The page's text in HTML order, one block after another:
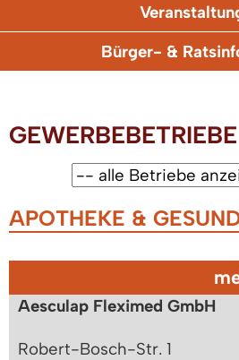
Bürger- &
GEWERBEBETRIEBE
APOTHEKE &
Aesculap Fleximed GmbH
Robert-Bosch-Str. 1